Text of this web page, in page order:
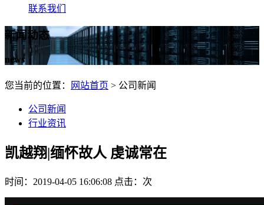
联系我们
新闻动态
news
您当前的位置： 网站首页 > 公司新闻
公司新闻
行业资讯
凯越翔|缅怀故人 虔诚常在
时间：2019-04-05 16:06:08 点击： 次